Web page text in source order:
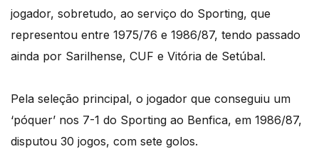
jogador, sobretudo, ao serviço do Sporting, que
representou entre 1975/76 e 1986/87, tendo passado
ainda por Sarilhense, CUF e Vitória de Setúbal.
Pela seleção principal, o jogador que conseguiu um
‘póquer’ nos 7-1 do Sporting ao Benfica, em 1986/87,
disputou 30 jogos, com sete golos.